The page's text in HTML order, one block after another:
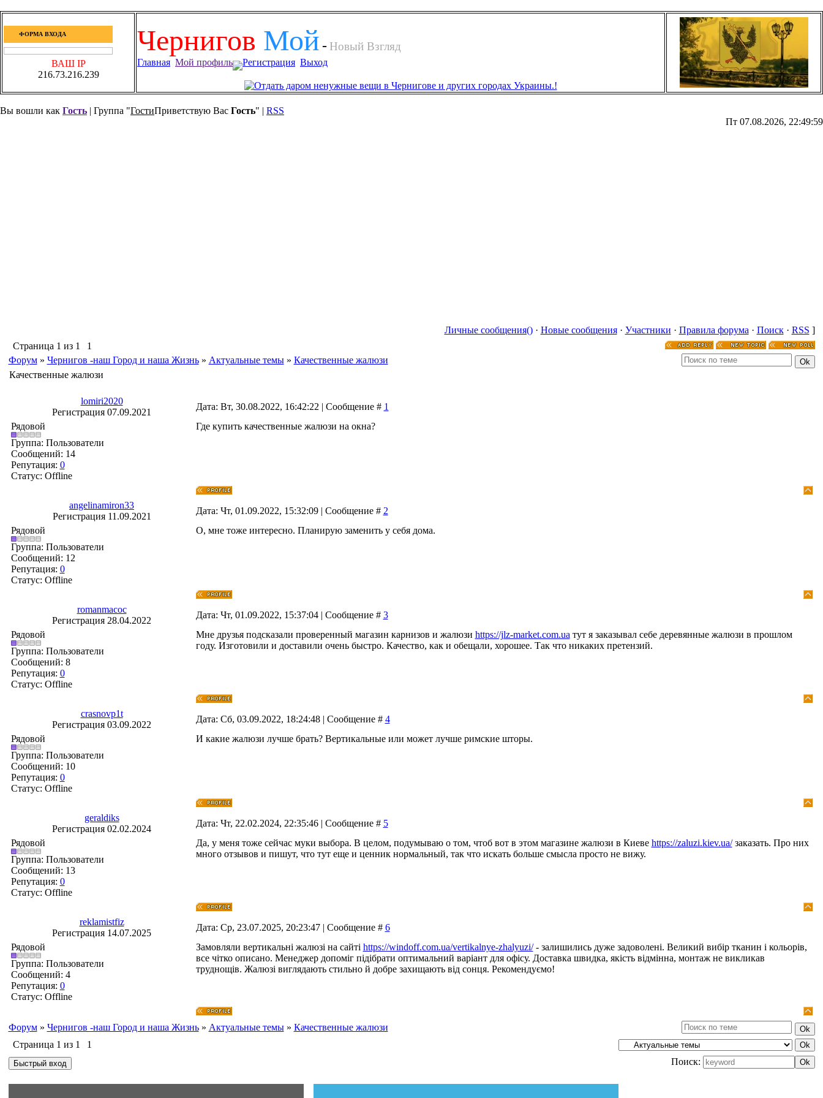
ФОРМА ВХОДА
ВАШ IP
216.73.216.239
Чернигов Мой- Новый Взгляд
Главная Мой профиль Регистрация Выход
Вы вошли как Гость | Группа "ГостиПриветствую Вас Гость" | RSS
Пт 07.08.2026, 22:49:59
Личные сообщения()· Новые сообщения· Участники · Правила форума · Поиск· RSS ]
Страница 1 из 1
1
Форум » Чернигов -наш Город и наша Жизнь » Актуальные темы » Качественные жалюзи
Качественные жалюзи
lomiri2020
Регистрация 07.09.2021
Дата: Вт, 30.08.2022, 16:42:22 | Сообщение # 1
Рядовой
Группа: Пользователи
Сообщений: 14
Репутация: 0
Статус: Offline
Где купить качественные жалюзи на окна?
angelinamiron33
Регистрация 11.09.2021
Дата: Чт, 01.09.2022, 15:32:09 | Сообщение # 2
Рядовой
Группа: Пользователи
Сообщений: 12
Репутация: 0
Статус: Offline
О, мне тоже интересно. Планирую заменить у себя дома.
romanmacoc
Регистрация 28.04.2022
Дата: Чт, 01.09.2022, 15:37:04 | Сообщение # 3
Рядовой
Группа: Пользователи
Сообщений: 8
Репутация: 0
Статус: Offline
Мне друзья подсказали проверенный магазин карнизов и жалюзи https://jlz-market.com.ua тут я заказывал себе деревянные жалюзи в прошлом
году. Изготовили и доставили очень быстро. Качество, как и обещали, хорошее. Так что никаких претензий.
crasnovp1t
Регистрация 03.09.2022
Дата: Сб, 03.09.2022, 18:24:48 | Сообщение # 4
Рядовой
Группа: Пользователи
Сообщений: 10
Репутация: 0
Статус: Offline
И какие жалюзи лучше брать? Вертикальные или может лучше римские шторы.
geraldiks
Регистрация 02.02.2024
Дата: Чт, 22.02.2024, 22:35:46 | Сообщение # 5
Рядовой
Группа: Пользователи
Сообщений: 13
Репутация: 0
Статус: Offline
Да, у меня тоже сейчас муки выбора. В целом, подумываю о том, чтоб вот в этом магазине жалюзи в Киеве https://zaluzi.kiev.ua/заказать. Про них
много отзывов и пишут, что тут еще и ценник нормальный, так что искать больше смысла просто не вижу.
reklamistfiz
Регистрация 14.07.2025
Дата: Ср, 23.07.2025, 20:23:47 | Сообщение # 6
Рядовой
Группа: Пользователи
Сообщений: 4
Репутация: 0
Статус: Offline
Замовляли вертикальні жалюзі на сайті https://windoff.com.ua/vertikalnye-zhalyuzi/- залишились дуже задоволені. Великий вибір тканин і кольорів,
все чітко описано. Менеджер допоміг підібрати оптимальний варіант для офісу. Доставка швидка, якість відмінна, монтаж не викликав
труднощів. Жалюзі виглядають стильно й добре захищають від сонця. Рекомендуємо!
Форум » Чернигов -наш Город и наша Жизнь » Актуальные темы » Качественные жалюзи
Страница 1 из 1
1
Поиск: